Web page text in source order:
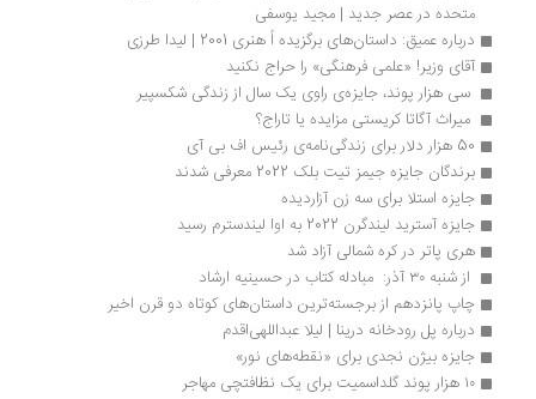
متحده در عصر جدید | مجید یوسفی
درباره عمیق: داستان‌های برگزیده اُ هنری 2001 | لیدا طرزی
آقای وزیر! «علمی فرهنگی» را حراج نکنید
سی هزار پوند، جایزه‌ی راوی یک سال از زندگی شکسپیر
میراث آگاتا کریستی مزایده یا تاراج؟
50 هزار دلار برای زندگی‌نامه‌ی رئیس اف بی آی
برندگان جایزه جیمز تیت بلک 2022 معرفی شدند
جایزه استلا برای سه زن آزاردیده
جایزه آسترید لیندگرن 2022 به اوا لیندسترم رسید
هری پاتر در کره شمالی آزاد شد
از شنبه ۳۰ آذر:  مبادله کتاب در حسینیه ارشاد
چاپ پانزدهم از برجسته‌ترین داستان‌های کوتاه دو قرن اخیر
درباره پل رودخانه‌ درینا | لیلا عبداللهی‌اقدم
جایزه بیژن نجدی برای «نقطه‌های نور»
۱۰ هزار پوند گلداسمیت برای یک نظافتچی مهاجر